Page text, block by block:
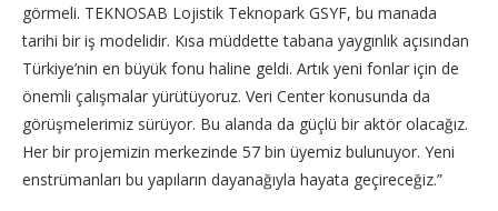
görmeli. TEKNOSAB Lojistik Teknopark GSYF, bu manada
tarihi bir iş modelidir. Kısa müddette tabana yaygınlık açısından
Türkiye’nin en büyük fonu haline geldi. Artık yeni fonlar için de
önemli çalışmalar yürütüyoruz. Veri Center konusunda da
görüşmelerimiz sürüyor. Bu alanda da güçlü bir aktör olacağız.
Her bir projemizin merkezinde 57 bin üyemiz bulunuyor. Yeni
enstrümanları bu yapıların dayanağıyla hayata geçireceğiz.”